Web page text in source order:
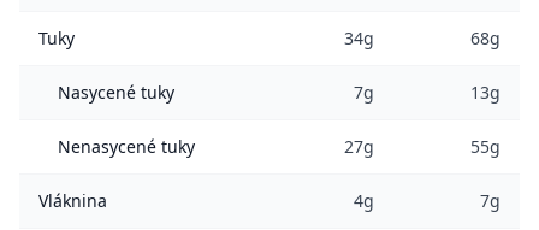
Tuky 34g 68g
Nasycené tuky 7g 13g
Nenasycené tuky 27g 55g
Vláknina 4g 7g